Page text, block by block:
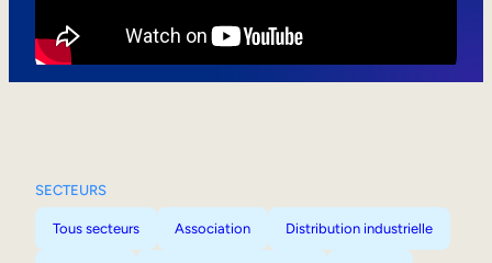
SECTEURS
Tous secteurs Association Distribution industrielle